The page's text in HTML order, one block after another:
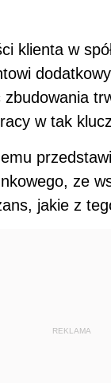
klienta w
w tak
ze
jakie z
REKLAMA